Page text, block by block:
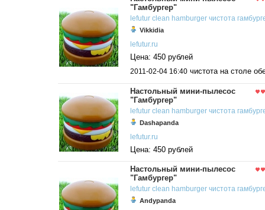
"Гамбургер"
lefutur clean hamburger чистота
Vikkidia
lefutur.ru
Цена: 450 рублей
2011-02-04 16:40 чистота на столе
Настольный мини-пылесос
"Гамбургер"
lefutur clean hamburger чистота
Dashapanda
lefutur.ru
Цена: 450 рублей
Настольный мини-пылесос
"Гамбургер"
lefutur clean hamburger чистота
Andypanda